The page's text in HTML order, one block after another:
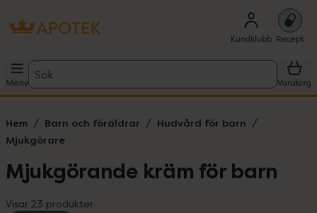
Kundklubb Recept
Meny
Sök
Varukorg
Hem Barn och föräldrar
Hudvård för barn
Mjukgörare
Mjukgörande kräm för barn
Visar 23 produkter